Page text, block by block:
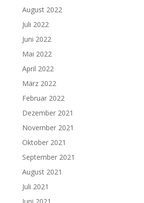
August 2022
Juli 2022
Juni 2022
Mai 2022
April 2022
März 2022
Februar 2022
Dezember 2021
November 2021
Oktober 2021
September 2021
August 2021
Juli 2021